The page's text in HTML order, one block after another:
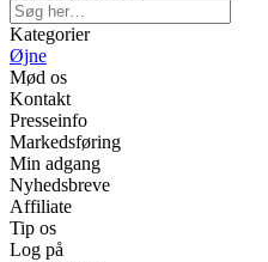
Kategorier
Øjne
Mød os
Kontakt
Presseinfo
Markedsføring
Min adgang
Nyhedsbreve
Affiliate
Tip os
Log på